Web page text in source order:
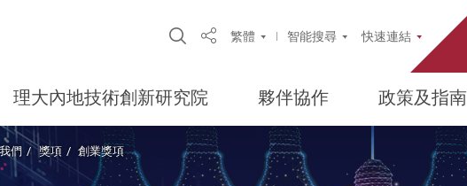
Open Site Search Popup
Share繁體 智能搜尋 快速連結
理大內地技術創新研究院 夥伴協作 政策及指南
們 獎項 創業獎項